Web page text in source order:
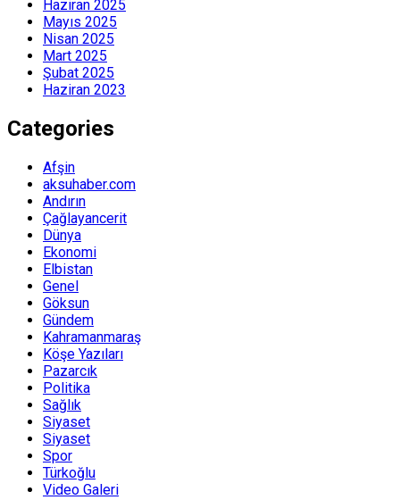
Haziran 2025
Mayıs 2025
Nisan 2025
Mart 2025
Şubat 2025
Haziran 2023
Categories
Afşin
aksuhaber.com
Andırın
Çağlayancerit
Dünya
Ekonomi
Elbistan
Genel
Göksun
Gündem
Kahramanmaraş
Köşe Yazıları
Pazarcık
Politika
Sağlık
Siyaset
Siyaset
Spor
Türkoğlu
Video Galeri